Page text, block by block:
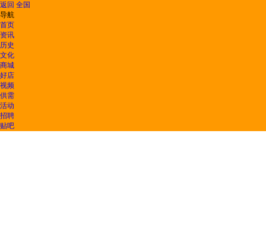
返回 全国
导航
首页
资讯
历史
文化
商城
好店
视频
供需
活动
招聘
贴吧